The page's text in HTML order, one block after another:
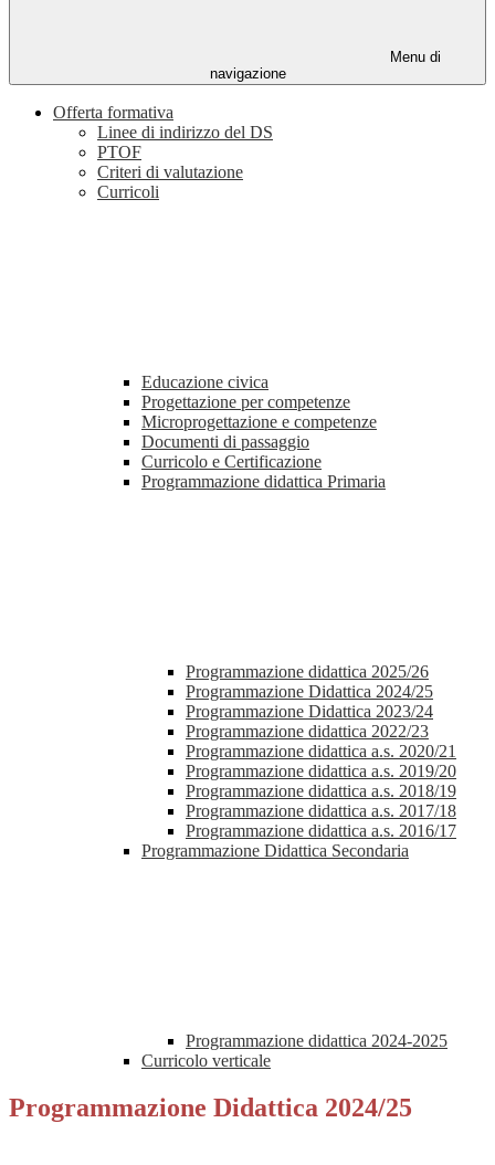
Menu di
navigazione
Offerta formativa
Linee di indirizzo del DS
PTOF
Criteri di valutazione
Curricoli
Educazione civica
Progettazione per competenze
Microprogettazione e competenze
Documenti di passaggio
Curricolo e Certificazione
Programmazione didattica Primaria
Programmazione didattica 2025/26
Programmazione Didattica 2024/25
Programmazione Didattica 2023/24
Programmazione didattica 2022/23
Programmazione didattica a.s. 2020/21
Programmazione didattica a.s. 2019/20
Programmazione didattica a.s. 2018/19
Programmazione didattica a.s. 2017/18
Programmazione didattica a.s. 2016/17
Programmazione Didattica Secondaria
Programmazione didattica 2024-2025
Curricolo verticale
Programmazione Didattica 2024/25